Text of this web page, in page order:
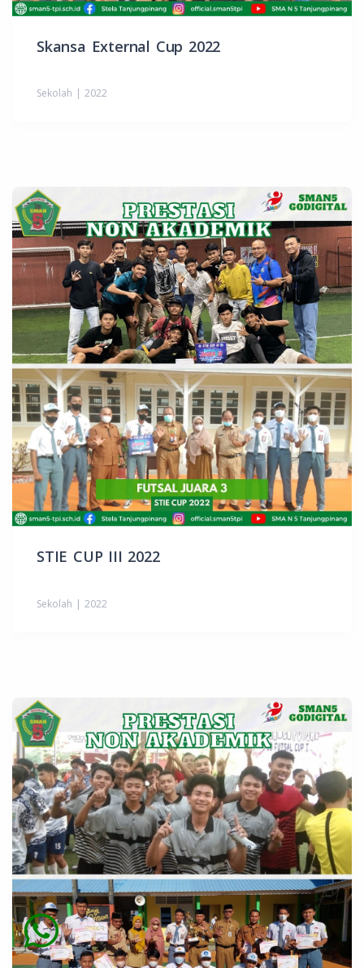
Skansa External Cup 2022
Sekolah | 2022
STIE CUP III 2022
Sekolah | 2022